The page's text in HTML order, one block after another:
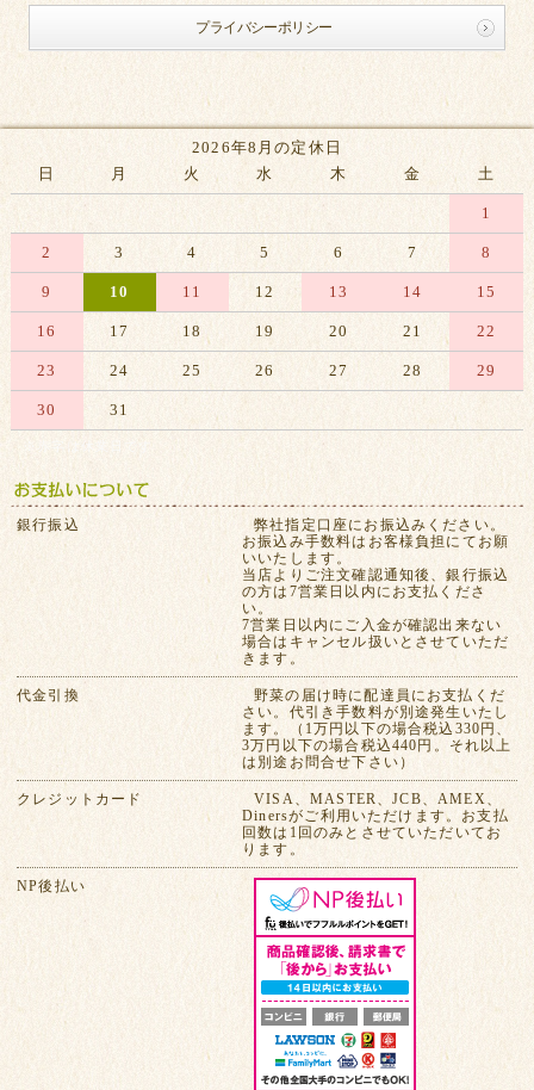
プライバシーポリシー
2026年8月の定休日
日
月 火 水 木 金 土
1
2 3 4 5 6 7 8
9 10 11 12 13 14 15
16 17 18 19 20 21 22
23 24 25 26 27 28 29
30 31
※赤字は休業日です
銀行振込
弊社指定口座にお振込みください。
お振込み手数料はお客様負担にてお願
いいたします。
当店よりご注文確認通知後、銀行振込
の方は7営業日以内にお支払くださ
い。
7営業日以内にご入金が確認出来ない
場合はキャンセル扱いとさせていただ
きます。
代金引換
野菜の届け時に配達員にお支払くだ
さい。代引き手数料が別途発生いたし
ます。（1万円以下の場合税込330円、
3万円以下の場合税込440円。それ以上
は別途お問合せ下さい）
クレジットカード
VISA、MASTER、JCB、AMEX、
Dinersがご利用いただけます。お支払
回数は1回のみとさせていただいてお
ります。
NP後払い